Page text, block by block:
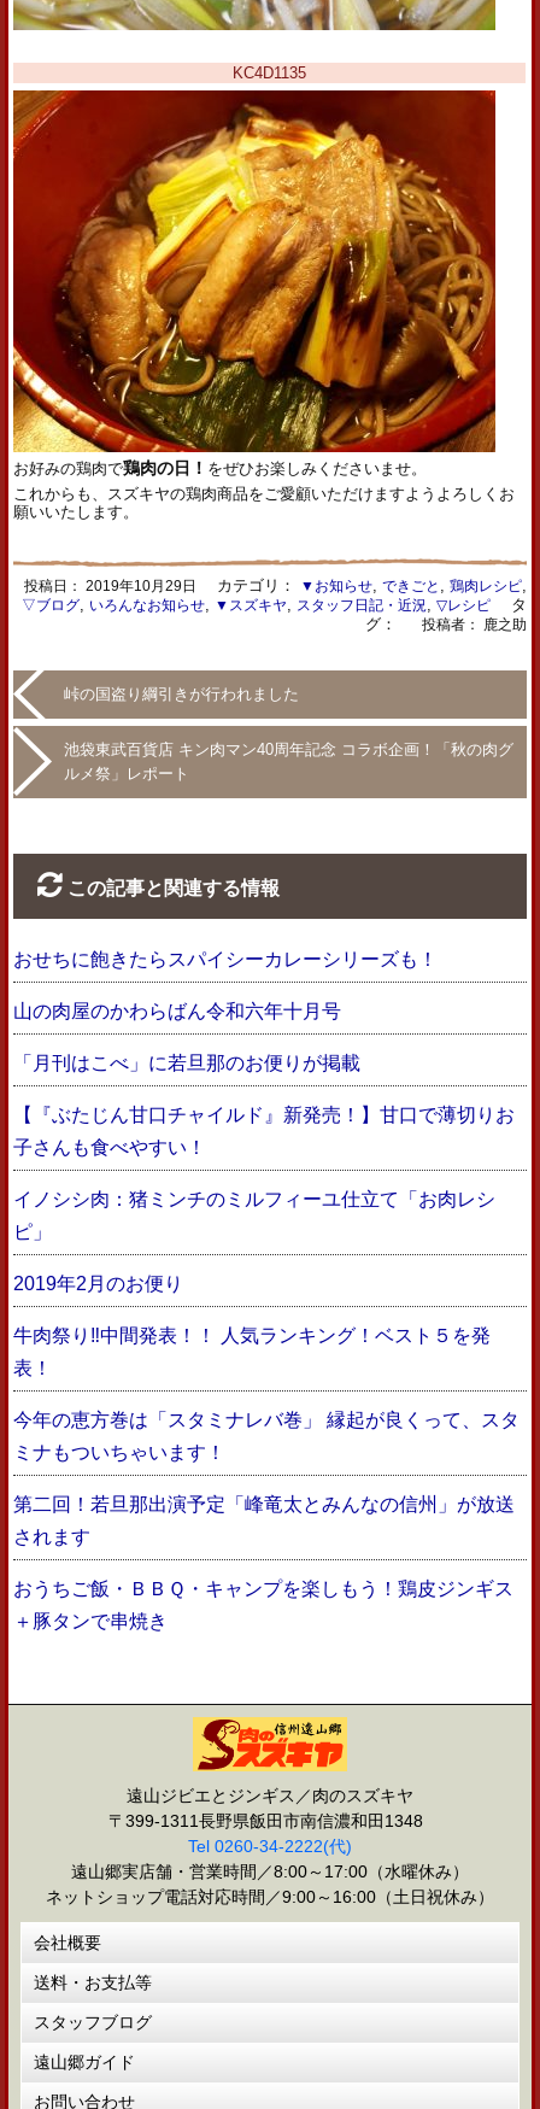
KC4D1135
お好みの鶏肉で鶏肉の日！ をぜひお楽しみくださいませ。
これからも、スズキヤの鶏肉商品をご愛顧いただけますようよろしくお
願いいたします。
投稿日： 2019年10月29日 カテゴリ： ▼お知らせ, できごと 鶏肉レシピ,
▽ブログ, いろんなお知らせ, ▼スズキヤ スタッフ日記・近況 ▽レシピタ
グ： 投稿者： 鹿之助
峠の国盗り綱引きが行われました
池袋東武百貨店 キン肉マン40周年記念 コラボ企画！「秋の肉グ
ルメ祭」レポート
この記事と関連する情報
おせちに飽きたらスパイシーカレーシリーズも！
山の肉屋のかわらばん令和六年十月号
「月刊はこべ」に若旦那のお便りが掲載
【『ぶたじん甘口チャイルド』新発売！】甘口で薄切りお
子さんも食べやすい！
イノシシ肉：猪ミンチのミルフィーユ仕立て「お肉レシ
ピ」
2019年2月のお便り
牛肉祭り‼中間発表！！ 人気ランキング！ベスト５を発
表！
今年の恵方巻は「スタミナレバ巻」 縁起が良くって、スタ
ミナもついちゃいます！
第二回！若旦那出演予定「峰竜太とみんなの信州」が放送
されます
おうちご飯・ＢＢＱ・キャンプを楽しもう！鶏皮ジンギス
＋豚タンで串焼き
遠山ジビエとジンギス／肉のスズキヤ
〒399-1311長野県飯田市南信濃和田1348
Tel 0260-34-2222(代)
遠山郷実店舗・営業時間／8:00～17:00（水曜休み）
ネットショップ電話対応時間／9:00～16:00（土日祝休み）
会社概要
送料・お支払等
スタッフブログ
遠山郷ガイド
お問い合わせ